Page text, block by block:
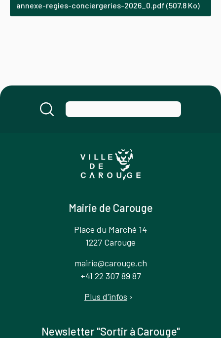
annexe-regies-conciergeries-2026_0.pdf (507.8 Ko)
Mairie de Carouge
Place du Marché 14
1227 Carouge
mairie@carouge.ch
+41 22 307 89 87
Plus d'infos ›
Newsletter "Sortir à Carouge"